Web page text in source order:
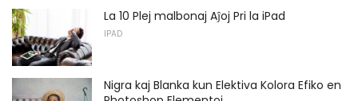
La 10 Plej malbonaj Aĵoj Pri la iPad
IPAD
Nigra kaj Blanka kun Elektiva Kolora Efiko en